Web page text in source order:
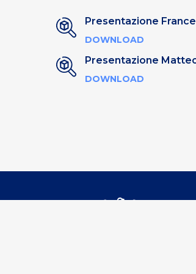
Presentazione
DOWNLOAD
Presentazione
DOWNLOAD